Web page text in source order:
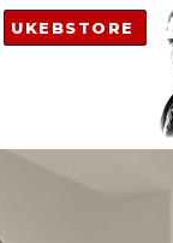
UKEBSTORE